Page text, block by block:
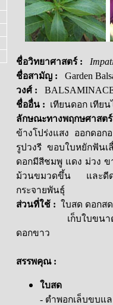
ชื่อวิทยาศาสตร์ :
ชื่อสามัญ :
Garden
วงศ์ :
ชื่ออื่น : เทียนดอก เทีย
ลักษณะทางพฤกษศาสต
ข้างโปร่งแสง ออกดอก
รูปวงรี ขอบใบหยักฟันเ
ดอกมีสีชมพู แดง ม่วง ข
ม้วนขมวดขึ้น และดีด
กระจายพันธุ์
ส่วนที่ใช้ : ใบสด ดอกส
เก็บใบขนาดกลาง
ดอกขาว
สรรพคุณ :
ใบสด
- ตำพอกเล็บขบแ